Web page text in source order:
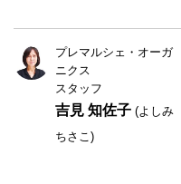
プレマルシェ・オーガ
ニクス
スタッフ
吉見 知佐子(よしみ
ちさこ)